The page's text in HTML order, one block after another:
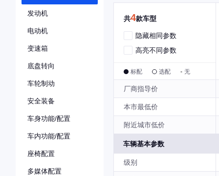
发动机
电动机
变速箱
底盘转向
车轮制动
安全装备
车身功能/配置
车内功能/配置
座椅配置
多媒体配置
共4款车型
隐藏相同参数
高亮不同参数
标配 选配 - 无
厂商指导价
本市最低价
附近城市低价
车辆基本参数
级别